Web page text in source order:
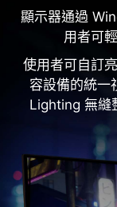
顯示器通過
用者可
使用者可自訂
容設備的統一
Lighting 無縫